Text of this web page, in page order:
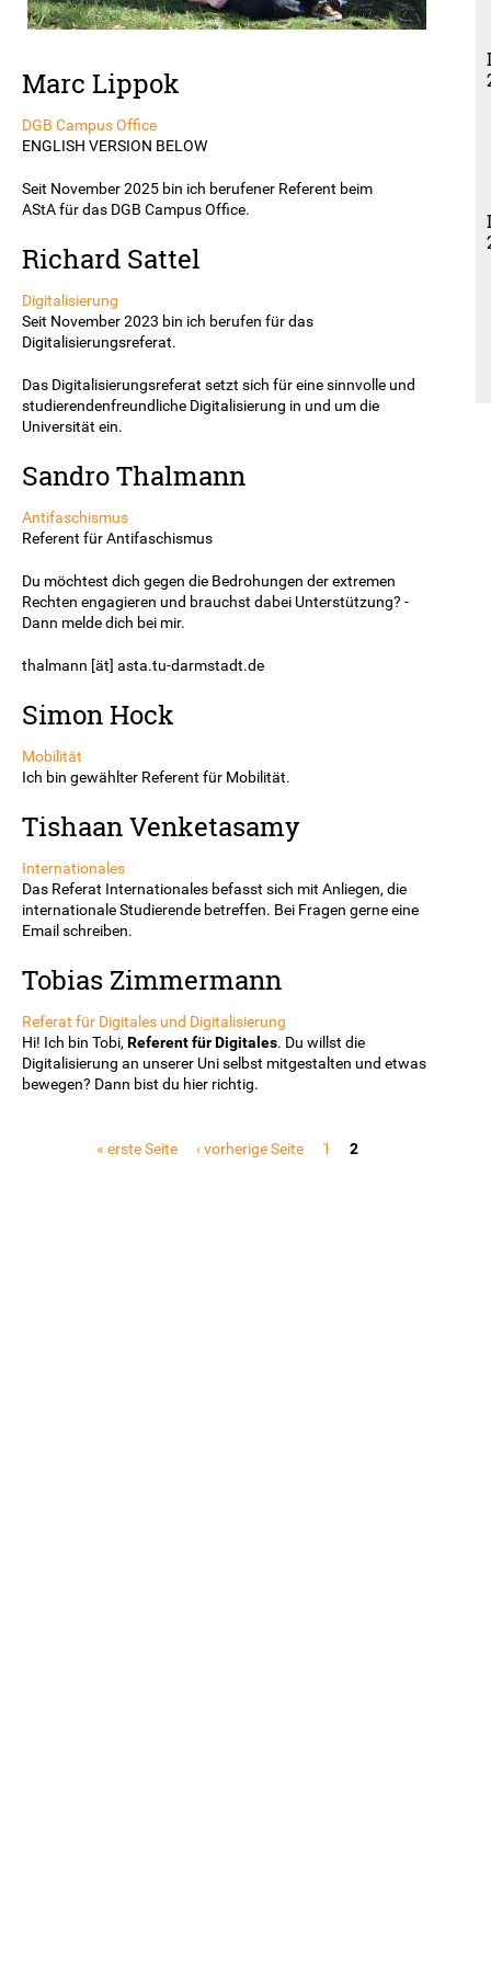
Marc Lippok
DGB Campus Office
ENGLISH VERSION BELOW
Seit November 2025 bin ich berufener Referent beim
AStA für das DGB Campus Office.
Richard Sattel
Digitalisierung
Seit November 2023 bin ich berufen für das
Digitalisierungsreferat.
Das Digitalisierungsreferat setzt sich für eine sinnvolle und
studierendenfreundliche Digitalisierung in und um die
Universität ein.
Sandro Thalmann
Antifaschismus
Referent für Antifaschismus
Du möchtest dich gegen die Bedrohungen der extremen
Rechten engagieren und brauchst dabei Unterstützung? -
Dann melde dich bei mir.
thalmann [ät] asta.tu-darmstadt.de
Simon Hock
Mobilität
Ich bin gewählter Referent für Mobilität.
Tishaan Venketasamy
Internationales
Das Referat Internationales befasst sich mit Anliegen, die
internationale Studierende betreffen. Bei Fragen gerne eine
Email schreiben.
Tobias Zimmermann
Referat für Digitales und Digitalisierung
Hi! Ich bin Tobi, Referent für Digitales. Du willst die
Digitalisierung an unserer Uni selbst mitgestalten und etwas
bewegen? Dann bist du hier richtig.
« erste Seite ‹ vorherige Seite 1 2